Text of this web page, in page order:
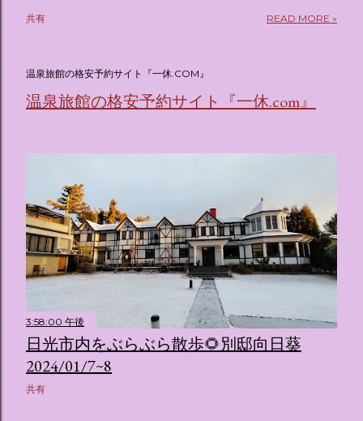
pic.twitter.com/sKx7uXeXHW — オリコンニュース
(@oricon) July 14, 2026 ホテルフローリア トーキョー
はなく、2026年7月15日から東京・新宿でスタートする サン
リオキャラクターズの体験型・没入型展示イベント の名称で
陸となります。 まるで本当にラグジュアリーホテルにチェッ
されています。その魅力をいくつかのかたまりに分けてご紹
介します。 🔑 1. コンセプトは「サンリオキャラが考える夢
のホテル」 デジタルメディア技術で世界的に知られるクリエ
イティブプロダクション「d'strict」が手掛けており、五感を
刺激する美しいデジタルアートとストーリー性の高い全11の
テーマブースで構成されています。 チェックインからスター
ト ：ピンクを基調とした華やかなエントランスロビーでルー
ムキーを受け取り、まるでホテルに滞在するかのような没入
感を味わいながら進んでいきます。ロビーではお花をまとっ
たポムポムプリンが出迎えてくれます。 幻想的な共有スペー
ス ：きらめく光に満ちたガーデンや、美しいボールルーム
共有 READ MORE »
温泉旅館の格安予約サイト『一休.COM』
温泉旅館の格安予約サイト『一休.com』
3:58:00 午後
日光市内をぶらぶら散歩🌻別邸向日葵
2024/01/7~8
共有